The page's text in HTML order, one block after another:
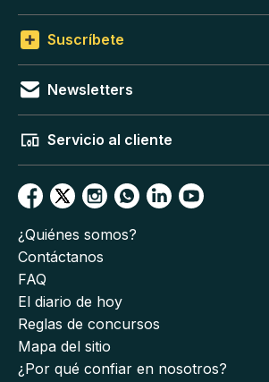
Suscríbete
Newsletters
Servicio al cliente
¿Quiénes somos?
Contáctanos
FAQ
El diario de hoy
Reglas de concursos
Mapa del sitio
¿Por qué confiar en nosotros?